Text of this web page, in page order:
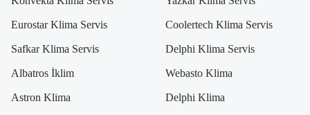
Eurostar Klima Servis Coolertech Klima Servis
Safkar Klima Servis Delphi Klima Servis
Albatros İklim Webasto Klima
Astron Klima Delphi Klima